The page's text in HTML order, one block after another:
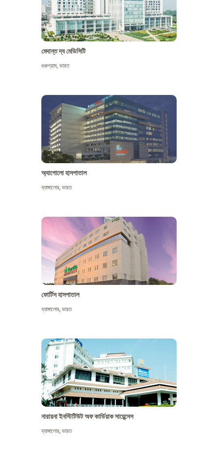
মেদান্ত দ্য মেডিসিটি
গুরুগ্রাম,ভারত
অ্যাপোলো হাসপাতাল
ব্যাঙ্গালোর,ভারত
ফোর্টিস হাসপাতাল
ব্যাঙ্গালোর,ভারত
নারায়না ইনস্টিটিউট অফ কার্ডিয়াক সায়েন্সেস
ব্যাঙ্গালোর,ভারত